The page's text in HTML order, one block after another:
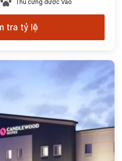
Thú cưng được Vào
tra tỷ lệ